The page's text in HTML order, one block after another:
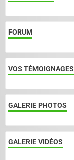
FORUM
VOS TÉMOIGNAGES
GALERIE PHOTOS
GALERIE VIDÉOS